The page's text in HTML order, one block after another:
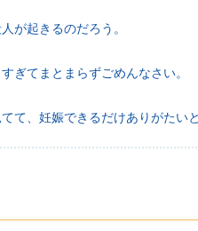
が起きるのだろう。
ぎてまとまらずごめんなさい。
て、妊娠できるだけありがたい